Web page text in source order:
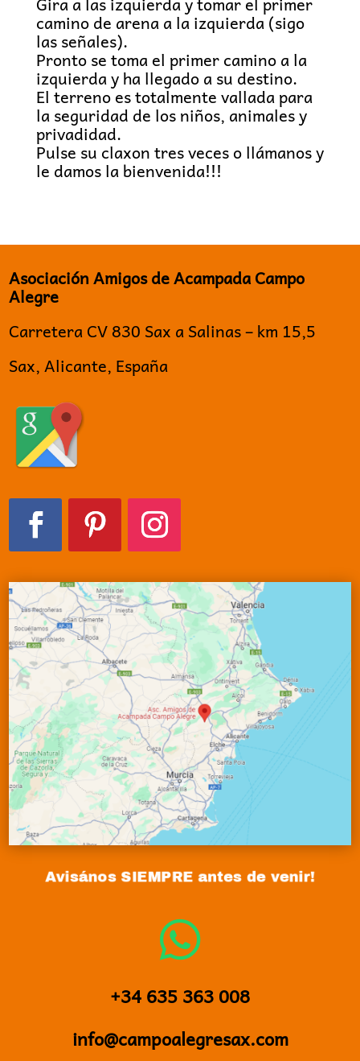
camino de arena a la izquierda (sigo
las señales).
Pronto se toma el primer camino a la
izquierda y ha llegado a su destino.
El terreno es totalmente vallada para
la seguridad de los niños, animales y
privadidad.
Pulse su claxon tres veces o llámanos y
le damos la bienvenida!!!
Asociación Amigos de Acampada Campo
Alegre
Carretera CV 830 Sax a Salinas – km 15,5
Sax, Alicante, España
Avisános SIEMPRE antes de venir!

+34 635 363 008
info@campoalegresax.com